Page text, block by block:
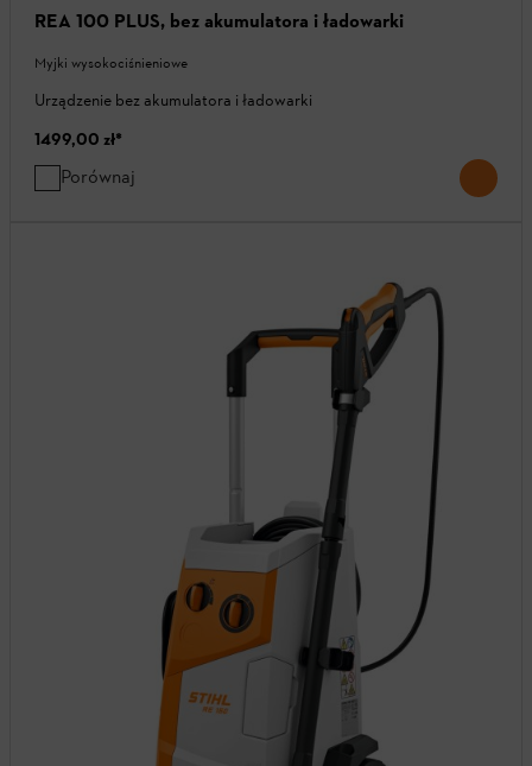
REA 100 PLUS, bez akumulatora i ładowarki
Myjki wysokociśnieniowe
Urządzenie bez akumulatora i ładowarki
1499,00 zł*
Porównaj